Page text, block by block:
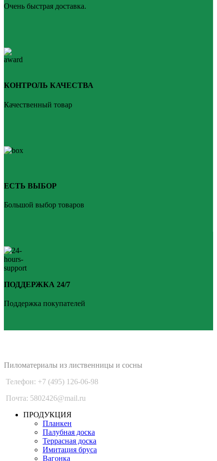
Очень быстрая доставка.
КОНТРОЛЬ КАЧЕСТВА
Качественный товар
ЕСТЬ ВЫБОР
Большой выбор товаров
ПОДДЕРЖКА 24/7
Поддержка покупателей
Пиломатериалы из лиственницы и сосны
Телефон: +7 (495) 126-06-98
Почта: 5802426@mail.ru
ПРОДУКЦИЯ
Планкен
Палубная доска
Террасная доска
Имитация бруса
Вагонка